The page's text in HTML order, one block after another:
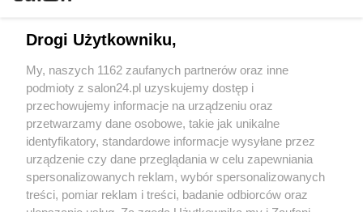
Sport
Społeczeństwo
Kultura
Drogi Użytkowniku,
My, naszych 1162 zaufanych partnerów oraz inne
podmioty z salon24.pl uzyskujemy dostęp i
przechowujemy informacje na urządzeniu oraz
przetwarzamy dane osobowe, takie jak unikalne
identyfikatory, standardowe informacje wysyłane przez
urządzenie czy dane przeglądania w celu zapewniania
spersonalizowanych reklam, wybór spersonalizowanych
treści, pomiar reklam i treści, badanie odbiorców oraz